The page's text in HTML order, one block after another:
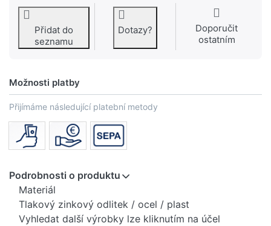
Přidat do
seznamu
Dotazy?
Doporučit
ostatním
Možnosti platby
Přijímáme následující platební metody
Podrobnosti o produktu
Materiál
Tlakový zinkový odlitek / ocel / plast
Vyhledat další výrobky lze kliknutím na účel